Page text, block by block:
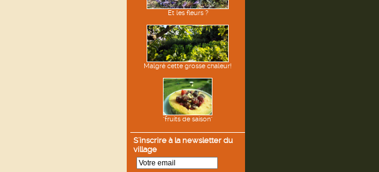
Et les fleurs ?
Malgré cette grosse chaleur!
"fruits de saison"
S'inscrire à la newsletter du
village